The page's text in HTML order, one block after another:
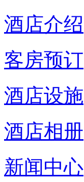
酒店介绍
客房预订
酒店设施
酒店相册
新闻中心